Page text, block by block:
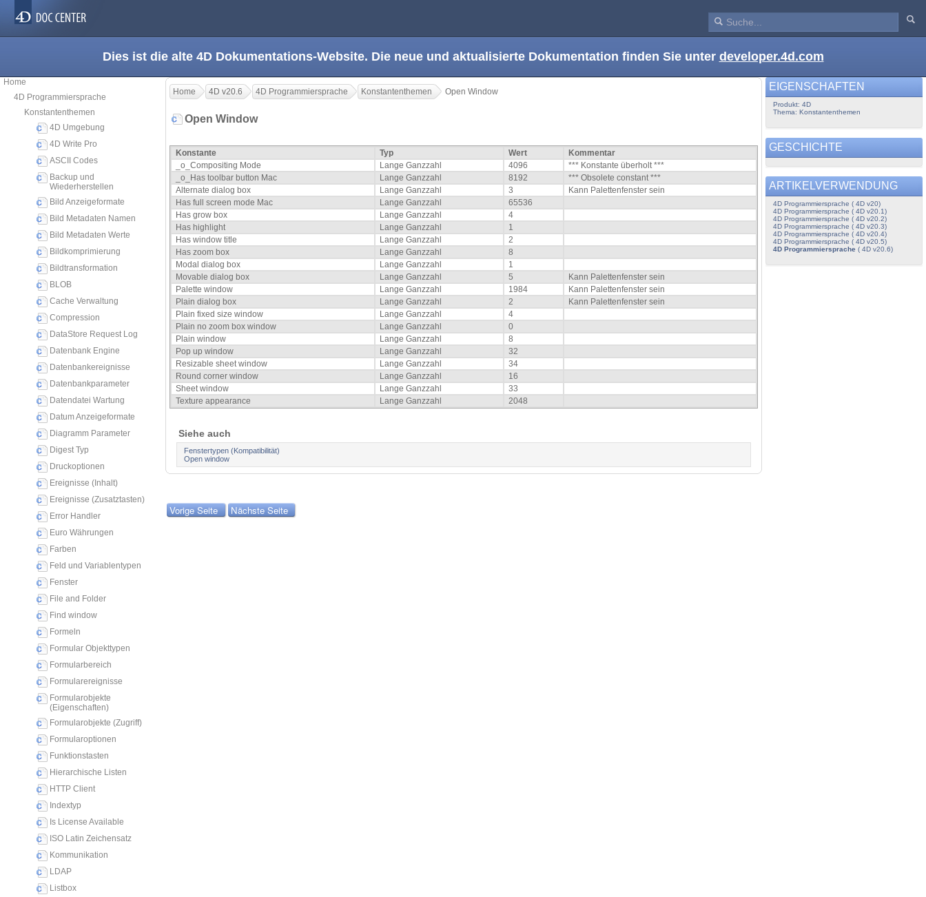
Dies ist die alte 4D Dokumentations-Website. Die neue und aktualisierte Dokumentation finden Sie unter developer.4d.com
Home
4D Programmiersprache
Konstantenthemen
4D Umgebung
4D Write Pro
ASCII Codes
Backup und
Wiederherstellen
Bild Anzeigeformate
Bild Metadaten Namen
Bild Metadaten Werte
Bildkomprimierung
Bildtransformation
BLOB
Cache Verwaltung
Compression
DataStore Request Log
Datenbank Engine
Datenbankereignisse
Datenbankparameter
Datendatei Wartung
Datum Anzeigeformate
Diagramm Parameter
Digest Typ
Druckoptionen
Ereignisse (Inhalt)
Ereignisse (Zusatztasten)
Error Handler
Euro Währungen
Farben
Feld und Variablentypen
Fenster
File and Folder
Find window
Formeln
Formular Objekttypen
Formularbereich
Formularereignisse
Formularobjekte
(Eigenschaften)
Formularobjekte (Zugriff)
Formularoptionen
Funktionstasten
Hierarchische Listen
HTTP Client
Indextyp
Is License Available
ISO Latin Zeichensatz
Kommunikation
LDAP
Listbox
Home 4D v20.6 4D Programmiersprache Konstantenthemen Open Window
Open Window
Konstante Typ Wert
Kommentar
_o_Compositing Mode
Lange Ganzzahl 4096
*** Konstante überholt ***
_o_Has toolbar button Mac
Lange Ganzzahl 8192
*** Obsolete constant ***
Alternate dialog box
Lange Ganzzahl 3
Kann Palettenfenster sein
Has full screen mode Mac
Lange Ganzzahl
65536
Has grow box
Lange Ganzzahl
4
Has highlight
Lange Ganzzahl
1
Has window title
Lange Ganzzahl
2
Has zoom box
Lange Ganzzahl
8
Modal dialog box
Lange Ganzzahl
1
Movable dialog box
Lange Ganzzahl 5
Kann Palettenfenster sein
Palette window
Lange Ganzzahl 1984
Kann Palettenfenster sein
Plain dialog box
Lange Ganzzahl 2
Kann Palettenfenster sein
Plain fixed size window
Lange Ganzzahl
4
Plain no zoom box window
Lange Ganzzahl
0
Plain window
Lange Ganzzahl
8
Pop up window
Lange Ganzzahl
32
Resizable sheet window
Lange Ganzzahl
34
Round corner window
Lange Ganzzahl
16
Sheet window
Lange Ganzzahl
33
Texture appearance
Lange Ganzzahl 2048
Siehe auch
Fenstertypen (Kompatibilität)
Open window
Vorige Seite Nächste Seite
EIGENSCHAFTEN
Produkt: 4D
Thema: Konstantenthemen
GESCHICHTE
ARTIKELVERWENDUNG
4D Programmiersprache ( 4D v20)
4D Programmiersprache ( 4D v20.1)
4D Programmiersprache ( 4D v20.2)
4D Programmiersprache ( 4D v20.3)
4D Programmiersprache ( 4D v20.4)
4D Programmiersprache ( 4D v20.5)
4D Programmiersprache( 4D v20.6)